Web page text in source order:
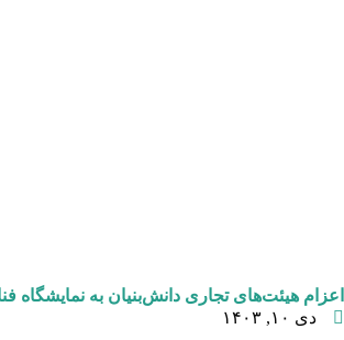
اعزام هیئت‌های تجاری دانش‌بنیان به نمایشگاه
دی ۱۰, ۱۴۰۳